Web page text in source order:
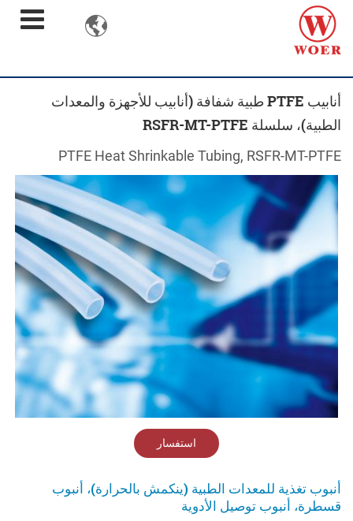

أنابيب PTFE طبية شفافة (أنابيب للأجهزة والمعدات
الطبية)، سلسلة RSFR-MT-PTFE
PTFE Heat Shrinkable Tubing, RSFR-MT-PTFE
استفسار
أنبوب تغذية للمعدات الطبية (ينكمش بالحرارة)، أنبوب
قسطرة، أنبوب توصيل الأدوية